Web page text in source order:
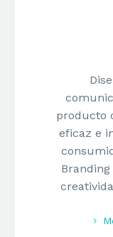
producto
eficaz e